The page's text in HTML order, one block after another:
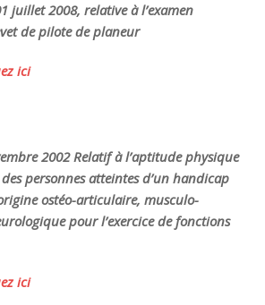
juillet 2008, relative à l’examen
de pilote de planeur
ici
2002 Relatif à l’aptitude physique
personnes atteintes d’un handicap
ostéo-articulaire, musculo-
pour l’exercice de fonctions
ici